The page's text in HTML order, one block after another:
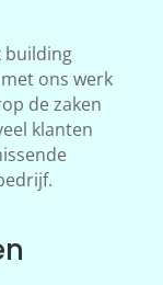
building
ons werk
de zaken
klanten